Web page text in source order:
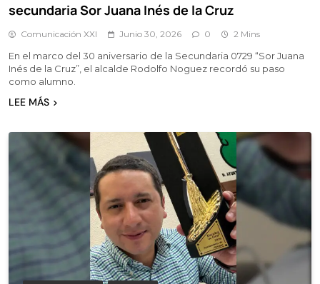
secundaria Sor Juana Inés de la Cruz
Comunicación XXI Junio 30, 2026 0 2 Mins
En el marco del 30 aniversario de la Secundaria 0729 “Sor Juana
Inés de la Cruz”, el alcalde Rodolfo Noguez recordó su paso
como alumno.
LEE MÁS